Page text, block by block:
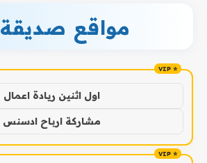
مواقع صديقة
اول اثنين ريادة اعمال
مشاركة ارباح ادسنس